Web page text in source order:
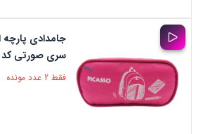
سری صورتی کد E3
فقط 2 عدد مونده